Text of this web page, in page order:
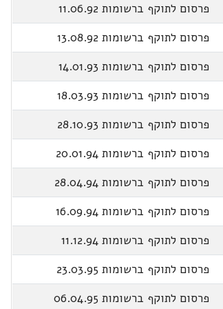
פרסום לתוקף ברשומות 11.06.92
פרסום לתוקף ברשומות 13.08.92
פרסום לתוקף ברשומות 14.01.93
פרסום לתוקף ברשומות 18.03.93
פרסום לתוקף ברשומות 28.10.93
פרסום לתוקף ברשומות 20.01.94
פרסום לתוקף ברשומות 28.04.94
פרסום לתוקף ברשומות 16.09.94
פרסום לתוקף ברשומות 11.12.94
פרסום לתוקף ברשומות 23.03.95
פרסום לתוקף ברשומות 06.04.95